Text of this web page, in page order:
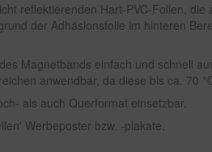
reflektierenden Hart-PVC-Folien,
der Adhäsionsfolie im hinteren
Magnetbands einfach und schnell
anwendbar, da diese bis ca. 70
als auch Querformat einsetzbar.
Werbeposter bzw. -plakate.